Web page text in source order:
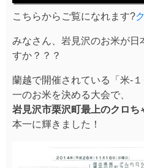
こちらからご覧になれます?
みなさん、岩見沢のお米が
すか？？？
蘭越で開催されている「米-
一のお米を決める大会で、
岩見沢市栗沢町最上のクロち
本一に輝きました！